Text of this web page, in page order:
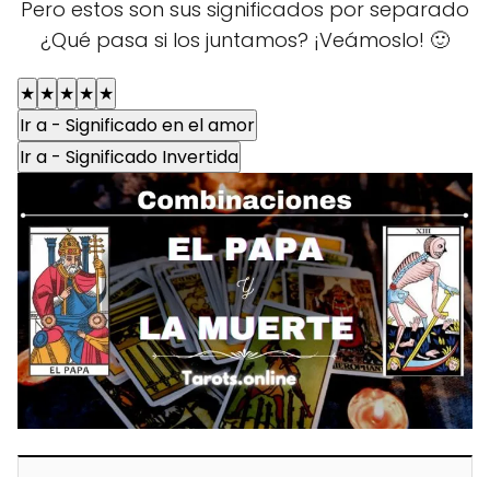
Pero estos son sus significados por separado
¿Qué pasa si los juntamos? ¡Veámoslo! 🙂
★ ★ ★ ★ ★
Ir a - Significado en el amor
Ir a - Significado Invertida